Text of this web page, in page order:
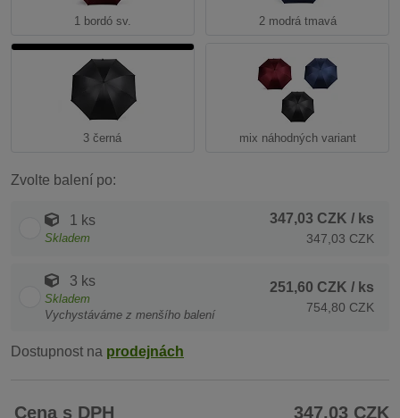
1 bordó sv. 2 modrá tmavá
3 černá mix náhodných variant
Zvolte balení po:
1 ks
Skladem
347,03 CZK / ks
347,03 CZK
3 ks
Skladem
Vychystáváme z menšího balení
251,60 CZK / ks
754,80 CZK
Dostupnost na prodejnách
Cena s DPH 347,03 CZK